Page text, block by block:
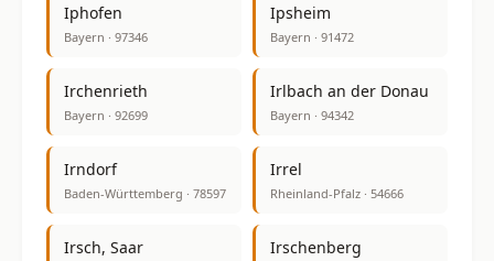
Iphofen
Bayern · 97346
Ipsheim
Bayern · 91472
Irchenrieth
Bayern · 92699
Irlbach an der Donau
Bayern · 94342
Irndorf
Baden-Württemberg · 78597
Irrel
Rheinland-Pfalz · 54666
Irsch, Saar Irschenberg